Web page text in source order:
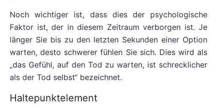
Noch wichtiger ist, dass dies der psychologische
Faktor ist, der in diesem Zeitraum verborgen ist. Je
länger Sie bis zu den letzten Sekunden einer Option
warten, desto schwerer fühlen Sie sich. Dies wird als
„das Gefühl, auf den Tod zu warten, ist schrecklicher
als der Tod selbst“ bezeichnet.
Haltepunktelement